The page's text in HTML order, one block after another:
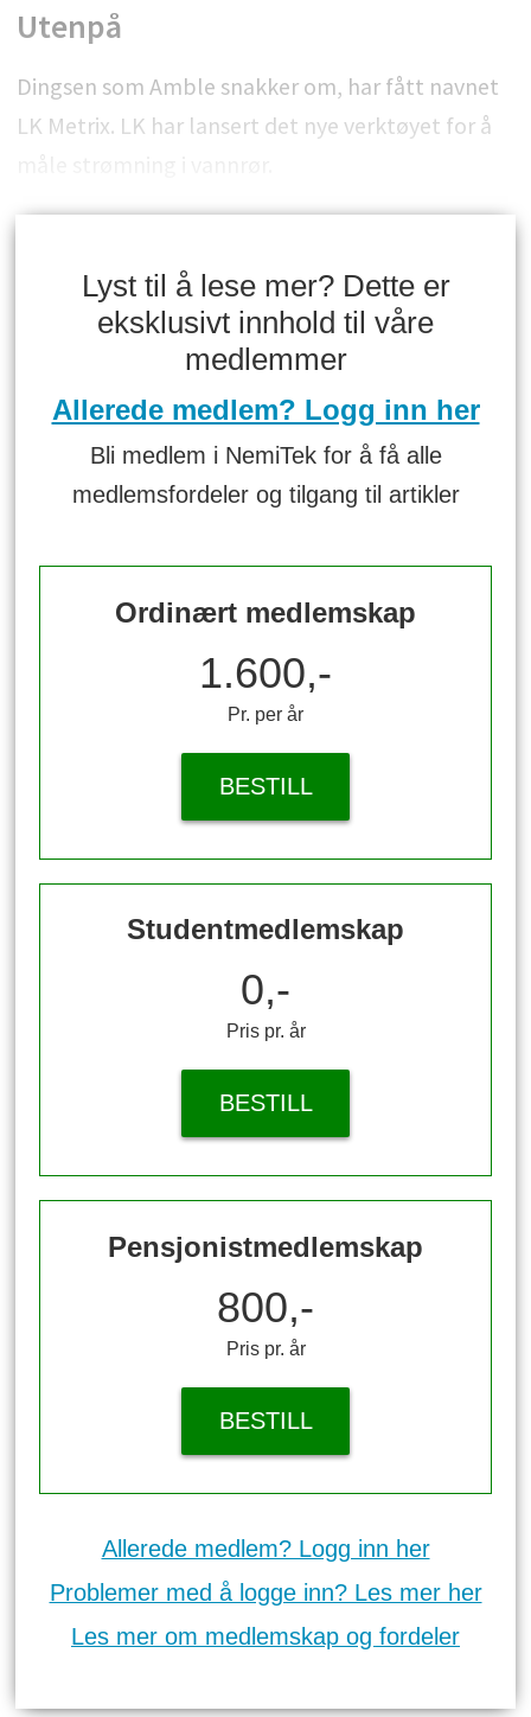
Utenpå
Dingsen som Amble snakker om, har fått navnet
LK Metrix. LK har lansert det nye verktøyet for å
Lyst til å lese mer? Dette er
eksklusivt innhold til våre
medlemmer
Allerede medlem? Logg inn her
Bli medlem i NemiTek for å få alle
medlemsfordeler og tilgang til artikler
Ordinært medlemskap
1.600,-
Pr. per år
BESTILL
Studentmedlemskap
0,-
Pris pr. år
BESTILL
Pensjonistmedlemskap
800,-
Pris pr. år
BESTILL
Allerede medlem? Logg inn her
Problemer med å logge inn? Les mer her
Les mer om medlemskap og fordeler